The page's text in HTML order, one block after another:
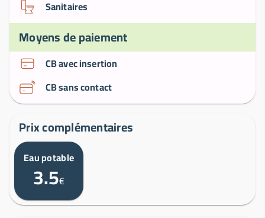
Sanitaires
Moyens de paiement
CB avec insertion
CB sans contact
Prix complémentaires
Eau potable
3.5€